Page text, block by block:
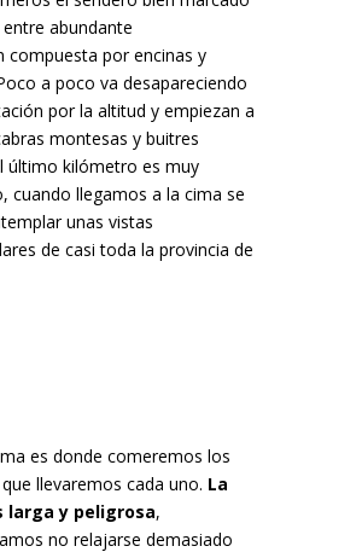
abundante
compuesta por encinas y
a poco va desapareciendo
por la altitud y empiezan a
montesas y buitres
último kilómetro es muy
cuando llegamos a la cima se
unas vistas
de casi toda la provincia de
es donde comeremos los
llevaremos cada uno. La
larga y peligrosa,
no relajarse demasiado